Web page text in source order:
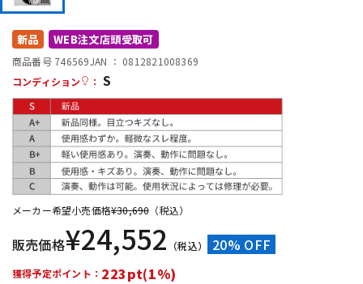
配信/ライブ機器
新品 WEB注文店頭受取可
商品番号 746569JAN ： 0812821008369
コンディション
： S
メーカー希望小売価格¥30,690 （税込）
販売価格¥24,552 （税込） 20% OFF
獲得予定ポイント： 223pt(1%)